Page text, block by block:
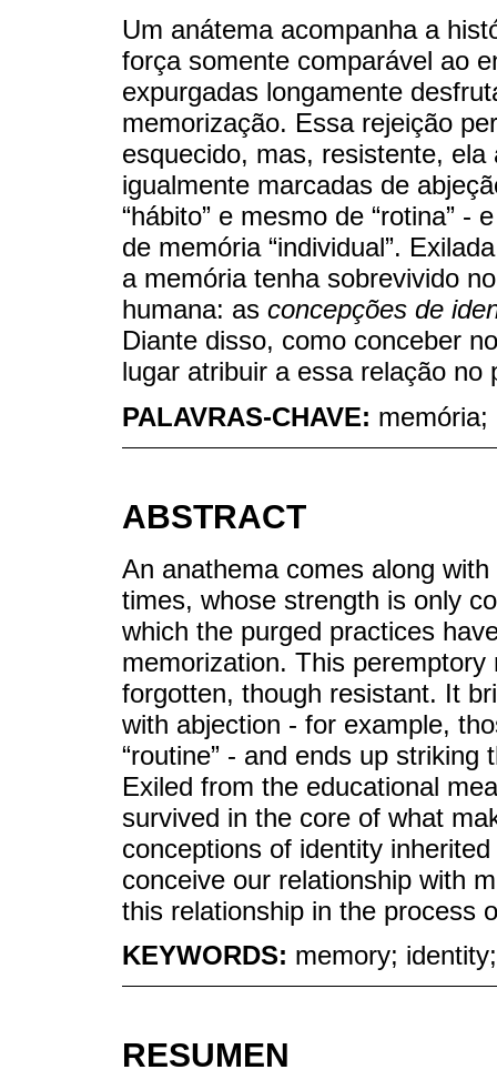
Um anátema acompanha a
força somente comparável ao
expurgadas longamente
memorização. Essa rejeição
esquecido, mas, resistente,
igualmente marcadas de
“hábito” e mesmo de “rotina”
de memória “individual”.
a memória tenha sobrevivido
humana: as concepções de
Diante disso, como conceber
lugar atribuir a essa relação
PALAVRAS-CHAVE: memória;
ABSTRACT
An anathema comes along
times, whose strength is only
which the purged practices
memorization. This
forgotten, though resistant. It
with abjection - for example,
“routine” - and ends up striking
Exiled from the educational
survived in the core of what
conceptions of identity
conceive our relationship with
this relationship in the process
KEYWORDS: memory;
RESUMEN